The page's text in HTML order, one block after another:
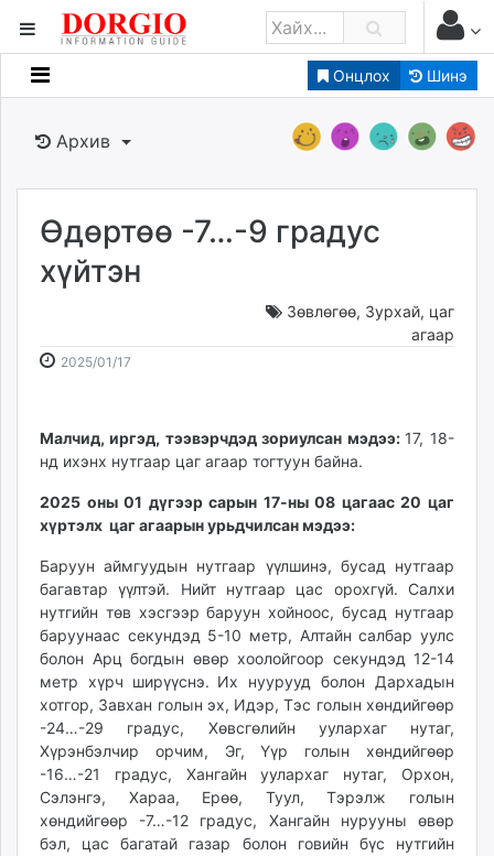
Онцлох Шинэ
Мэдээллийн
Банк санхүү
Бизнес ААН
Төрийн
Нийслэлийн
Gogo.mn
caak.mn
zindaa.mn
Baabar.mn
ikon.mn
mnb.mn
Livetv.mn
Eguur.mn
24tsag.mn
shuud.mn
eagle.mn
ergelt.mn
zarig.mn
today.mn
zuv.mn
mminfo.mn
ugluu.mn
Архив
Өдөртөө -7…-9 градус
хүйтэн
Зөвлөгөө, Зурхай, цаг
агаар
2025/01/17
09:11:36
17:37:57
Малчид, иргэд, тээвэрчдэд зориулсан мэдээ: 17, 18-
нд ихэнх нутгаар цаг агаар тогтуун байна.
2025 оны 01 дүгээр сарын 17-ны 08 цагаас 20 цаг
хүртэлх цаг агаарын урьдчилсан мэдээ:
Баруун аймгуудын нутгаар үүлшинэ, бусад нутгаар
багавтар үүлтэй. Нийт нутгаар цас орохгүй. Салхи
нутгийн төв хэсгээр баруун хойноос, бусад нутгаар
баруунаас секундэд 5-10 метр, Алтайн салбар уулс
болон Арц богдын өвөр хоолойгоор секундэд 12-14
метр хүрч ширүүснэ. Их нуурууд болон Дархадын
хотгор, Завхан голын эх, Идэр, Тэс голын хөндийгөөр
-24…-29 градус, Хөвсгөлийн уулархаг нутаг,
Хүрэнбэлчир орчим, Эг, Үүр голын хөндийгөөр
-16…-21 градус, Хангайн уулархаг нутаг, Орхон,
Сэлэнгэ, Хараа, Ерөө, Туул, Тэрэлж голын
хөндийгөөр -7…-12 градус, Хангайн нурууны өвөр
бэл, цас багатай газар болон говийн бүс нутгийн